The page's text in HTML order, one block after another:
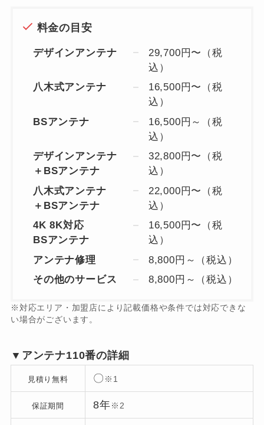
料金の目安
デザインアンテナ
29,700円〜（税
込）
八木式アンテナ
16,500円〜（税
込）
BSアンテナ
16,500円～（税
込）
デザインアンテナ
＋BSアンテナ
32,800円〜（税
込）
八木式アンテナ
＋BSアンテナ
22,000円〜（税
込）
4K 8K対応
BSアンテナ
16,500円〜（税
込）
アンテナ修理
8,800円～（税込）
その他のサービス
8,800円～（税込）
※対応エリア・加盟店により記載価格や条件では対応できな
い場合がございます。
▼アンテナ110番の詳細
見積り無料 〇 ※1
保証期間 8年※2